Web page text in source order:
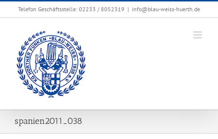
Zum
Telefon Geschäftsstelle: 02233 / 8052319 | info@blau-weiss-huerth.de
spanien2011_038